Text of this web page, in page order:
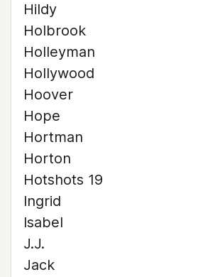
Hildy
Holbrook
Holleyman
Hollywood
Hoover
Hope
Hortman
Horton
Hotshots 19
Ingrid
Isabel
J.J.
Jack